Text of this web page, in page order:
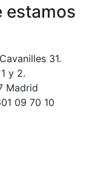
estamos
31.
y 2.
Madrid
09 70 10